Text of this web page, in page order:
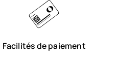
Facilités de paiement